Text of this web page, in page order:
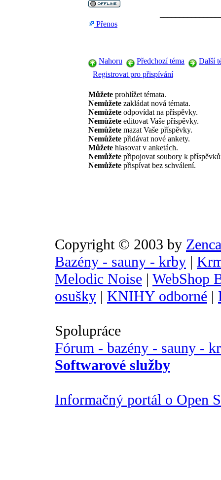
Přenos
Nahoru Předchozí téma
Další
Registrovat pro přispívání
Můžete prohlížet témata.
Nemůžete zakládat nová témata.
Nemůžete odpovídat na příspěvky.
Nemůžete editovat Vaše příspěvky.
Nemůžete mazat Vaše příspěvky.
Nemůžete přidávat nové ankety.
Můžete hlasovat v anketách.
Nemůžete připojovat soubory k
Nemůžete přispívat bez schválení.
Copyright © 2003 by
Bazény - sauny - krby |
Melodic Noise | WebShop
osušky | KNIHY odborné |
Spolupráce
Fórum - bazény - sauny -
Softwarové služby
Informačný portál o Open